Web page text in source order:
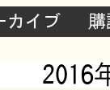
カイブ
2016